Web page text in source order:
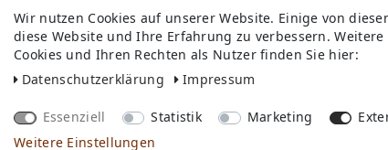
** gilt für Lieferungen
© Copyright 2026 Cyroline
Wir nutzen Cookies auf unserer Website. Einige von
diese Website und Ihre Erfahrung zu verbessern.
Cookies und Ihren Rechten als Nutzer finden Sie hier:
Daten­schutz­erklärung
Impressum
Essenziell Statistik Marketing
Weitere Einstellungen